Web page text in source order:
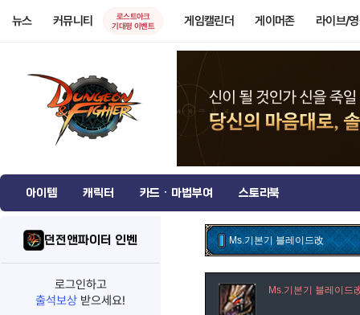
뉴스 커뮤니티
로스트아크
기대평 이벤트
게임캘린더 게이머존 라이브/
아이템 캐릭터 카드 · 마법부여 스토리북
던전앤파이터 인벤
로그인하고
출석보상 받으세요!
Ms.기본기 블레이드改
Ms.기본기 블레이드